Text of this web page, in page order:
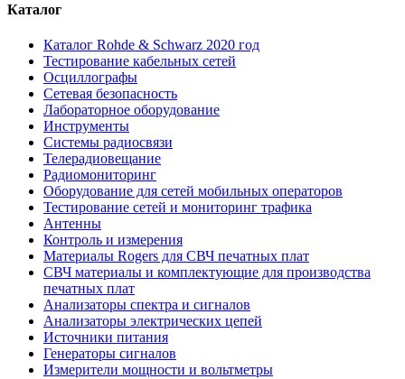
Каталог
Каталог Rohde & Schwarz 2020 год
Тестирование кабельных сетей
Осциллографы
Сетевая безопасность
Лабораторное оборудование
Инструменты
Системы радиосвязи
Телерадиовещание
Радиомониторинг
Оборудование для сетей мобильных операторов
Тестирование сетей и мониторинг трафика
Антенны
Контроль и измерения
Материалы Rogers для СВЧ печатных плат
СВЧ материалы и комплектующие для производства
печатных плат
Анализаторы спектра и сигналов
Анализаторы электрических цепей
Источники питания
Генераторы сигналов
Измерители мощности и вольтметры